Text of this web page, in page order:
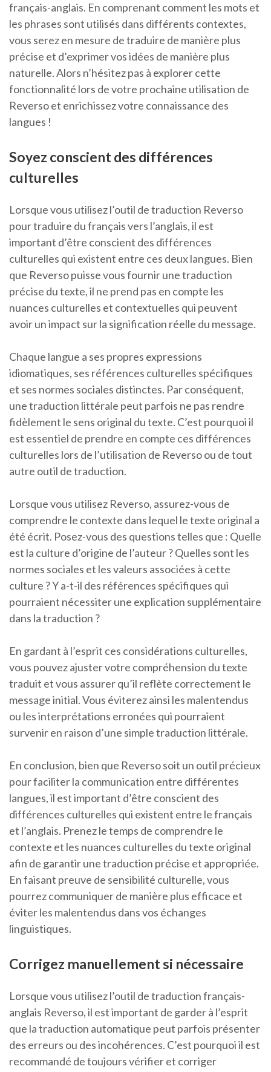
français-anglais. En comprenant comment les mots et
les phrases sont utilisés dans différents contextes,
vous serez en mesure de traduire de manière plus
précise et d’exprimer vos idées de manière plus
naturelle. Alors n’hésitez pas à explorer cette
fonctionnalité lors de votre prochaine utilisation de
Reverso et enrichissez votre connaissance des
langues !
Soyez conscient des différences
culturelles
Lorsque vous utilisez l’outil de traduction Reverso
pour traduire du français vers l’anglais, il est
important d’être conscient des différences
culturelles qui existent entre ces deux langues. Bien
que Reverso puisse vous fournir une traduction
précise du texte, il ne prend pas en compte les
nuances culturelles et contextuelles qui peuvent
avoir un impact sur la signification réelle du message.
Chaque langue a ses propres expressions
idiomatiques, ses références culturelles spécifiques
et ses normes sociales distinctes. Par conséquent,
une traduction littérale peut parfois ne pas rendre
fidèlement le sens original du texte. C’est pourquoi il
est essentiel de prendre en compte ces différences
culturelles lors de l’utilisation de Reverso ou de tout
autre outil de traduction.
Lorsque vous utilisez Reverso, assurez-vous de
comprendre le contexte dans lequel le texte original a
été écrit. Posez-vous des questions telles que : Quelle
est la culture d’origine de l’auteur ? Quelles sont les
normes sociales et les valeurs associées à cette
culture ? Y a-t-il des références spécifiques qui
pourraient nécessiter une explication supplémentaire
dans la traduction ?
En gardant à l’esprit ces considérations culturelles,
vous pouvez ajuster votre compréhension du texte
traduit et vous assurer qu’il reflète correctement le
message initial. Vous éviterez ainsi les malentendus
ou les interprétations erronées qui pourraient
survenir en raison d’une simple traduction littérale.
En conclusion, bien que Reverso soit un outil précieux
pour faciliter la communication entre différentes
langues, il est important d’être conscient des
différences culturelles qui existent entre le français
et l’anglais. Prenez le temps de comprendre le
contexte et les nuances culturelles du texte original
afin de garantir une traduction précise et appropriée.
En faisant preuve de sensibilité culturelle, vous
pourrez communiquer de manière plus efficace et
éviter les malentendus dans vos échanges
linguistiques.
Corrigez manuellement si nécessaire
Lorsque vous utilisez l’outil de traduction français-
anglais Reverso, il est important de garder à l’esprit
que la traduction automatique peut parfois présenter
des erreurs ou des incohérences. C’est pourquoi il est
recommandé de toujours vérifier et corriger